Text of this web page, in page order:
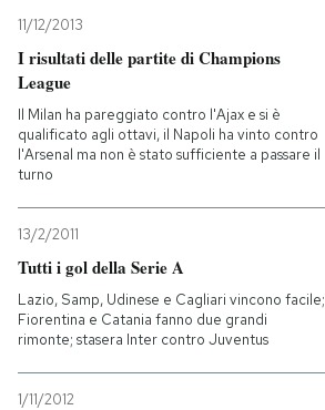
11/12/2013
I risultati delle partite di Champions
League
Il Milan ha pareggiato contro l'Ajax e si è
qualificato agli ottavi, il Napoli ha vinto contro
l'Arsenal ma non è stato sufficiente a passare il
turno
13/2/2011
Tutti i gol della Serie A
Lazio, Samp, Udinese e Cagliari vincono facile;
Fiorentina e Catania fanno due grandi
rimonte; stasera Inter contro Juventus
1/11/2012